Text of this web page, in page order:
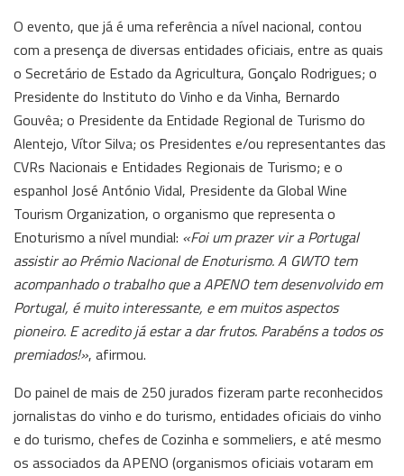
O evento, que já é uma referência a nível nacional, contou
com a presença de diversas entidades oficiais, entre as quais
o Secretário de Estado da Agricultura, Gonçalo Rodrigues; o
Presidente do Instituto do Vinho e da Vinha, Bernardo
Gouvêa; o Presidente da Entidade Regional de Turismo do
Alentejo, Vítor Silva; os Presidentes e/ou representantes das
CVRs Nacionais e Entidades Regionais de Turismo; e o
espanhol José António Vidal, Presidente da Global Wine
Tourism Organization, o organismo que representa o
Enoturismo a nível mundial: «Foi um prazer vir a Portugal
assistir ao Prémio Nacional de Enoturismo. A GWTO tem
acompanhado o trabalho que a APENO tem desenvolvido em
Portugal, é muito interessante, e em muitos aspectos
pioneiro. E acredito já estar a dar frutos. Parabéns a todos os
premiados!», afirmou.
Do painel de mais de 250 jurados fizeram parte reconhecidos
jornalistas do vinho e do turismo, entidades oficiais do vinho
e do turismo, chefes de Cozinha e sommeliers, e até mesmo
os associados da APENO (organismos oficiais votaram em